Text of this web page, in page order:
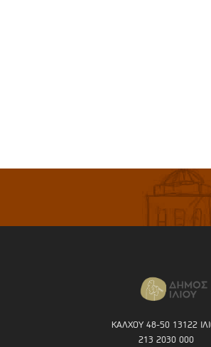
ΚΑΛΧΟΥ 48-50 13122
213 2030 000